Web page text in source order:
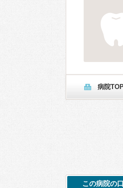
病院
この病院の